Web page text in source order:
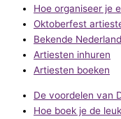
Hoe organiseer je
Oktoberfest
Bekende
Artiesten inhuren
Artiesten boeken
De voordelen van
Hoe boek je de